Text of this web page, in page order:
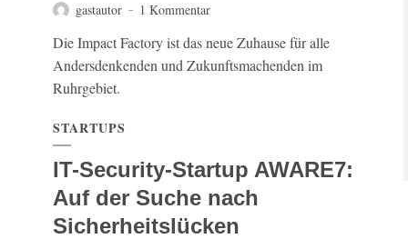
gastautor 1 Kommentar
Die Impact Factory ist das neue Zuhause für alle
Andersdenkenden und Zukunftsmachenden im
Ruhrgebiet.
STARTUPS
IT-Security-Startup AWARE7:
Auf der Suche nach
Sicherheitslücken